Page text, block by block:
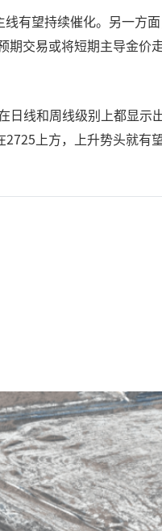
望持续催化。另一方
交易或将短期主导金价
线和周线级别上都显示
上方，上升势头就有